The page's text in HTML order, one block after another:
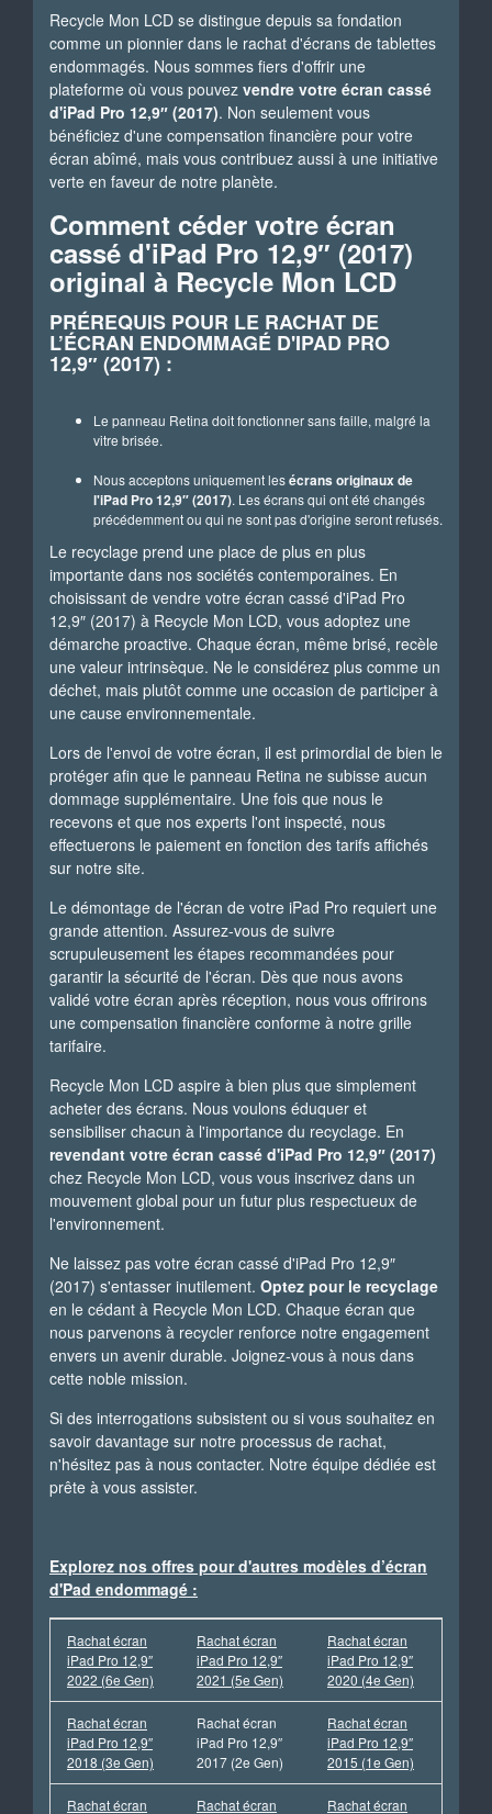
Recycle Mon LCD se distingue depuis sa fondation
comme un pionnier dans le rachat d'écrans de tablettes
endommagés. Nous sommes fiers d'offrir une
plateforme où vous pouvez vendre votre écran cassé
d'iPad Pro 12,9″ (2017). Non seulement vous
bénéficiez d'une compensation financière pour votre
écran abîmé, mais vous contribuez aussi à une initiative
verte en faveur de notre planète.
Comment céder votre écran
cassé d'iPad Pro 12,9″ (2017)
original à Recycle Mon LCD
PRÉREQUIS POUR LE RACHAT DE
L’ÉCRAN ENDOMMAGÉ D'IPAD PRO
12,9″ (2017) :
Le panneau Retina doit fonctionner sans faille, malgré la
vitre brisée.
Nous acceptons uniquement lesécrans originaux de
l'iPad Pro 12,9″ (2017). Les écrans qui ont été changés
précédemment ou qui ne sont pas d'origine seront refusés.
Le recyclage prend une place de plus en plus
importante dans nos sociétés contemporaines. En
choisissant de vendre votre écran cassé d'iPad Pro
12,9″ (2017) à Recycle Mon LCD, vous adoptez une
démarche proactive. Chaque écran, même brisé, recèle
une valeur intrinsèque. Ne le considérez plus comme un
déchet, mais plutôt comme une occasion de participer à
une cause environnementale.
Lors de l'envoi de votre écran, il est primordial de bien le
protéger afin que le panneau Retina ne subisse aucun
dommage supplémentaire. Une fois que nous le
recevons et que nos experts l'ont inspecté, nous
effectuerons le paiement en fonction des tarifs affichés
sur notre site.
Le démontage de l'écran de votre iPad Pro requiert une
grande attention. Assurez-vous de suivre
scrupuleusement les étapes recommandées pour
garantir la sécurité de l'écran. Dès que nous avons
validé votre écran après réception, nous vous offrirons
une compensation financière conforme à notre grille
tarifaire.
Recycle Mon LCD aspire à bien plus que simplement
acheter des écrans. Nous voulons éduquer et
sensibiliser chacun à l'importance du recyclage. En
revendant votre écran cassé d'iPad Pro 12,9″ (2017)
chez Recycle Mon LCD, vous vous inscrivez dans un
mouvement global pour un futur plus respectueux de
l'environnement.
Ne laissez pas votre écran cassé d'iPad Pro 12,9″
(2017) s'entasser inutilement. Optez pour le recyclage
en le cédant à Recycle Mon LCD. Chaque écran que
nous parvenons à recycler renforce notre engagement
envers un avenir durable. Joignez-vous à nous dans
cette noble mission.
Si des interrogations subsistent ou si vous souhaitez en
savoir davantage sur notre processus de rachat,
n'hésitez pas à nous contacter. Notre équipe dédiée est
prête à vous assister.
Explorez nos offres pour d'autres modèles d’écran
d'Pad endommagé :
Rachat écran
iPad Pro 12,9″
2022 (6e Gen)
Rachat écran
iPad Pro 12,9″
2021 (5e Gen)
Rachat écran
iPad Pro 12,9″
2020 (4e Gen)
Rachat écran
iPad Pro 12,9″
2018 (3e Gen)
Rachat écran
iPad Pro 12,9″
2017 (2e Gen)
Rachat écran
iPad Pro 12,9″
2015 (1e Gen)
Rachat écran Rachat écran Rachat écran